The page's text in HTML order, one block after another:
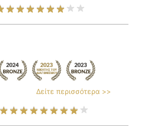
Δείτε περισσότερα >>